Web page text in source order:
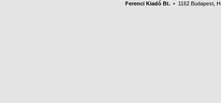
Ferenci Kiadó Bt. • 1162 Budapest,